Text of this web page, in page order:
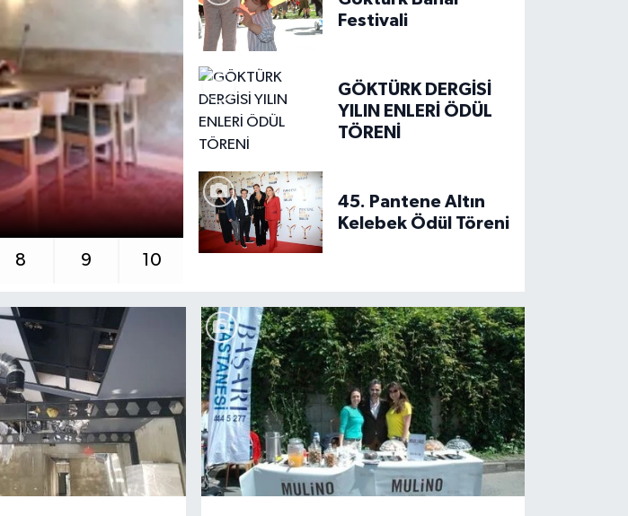
Türkiye’nin En İyi Kruvasanları
Göktürk’te
8 9 10
Festivali
GÖKTÜRK DERGİSİ
YILIN ENLERİ ÖDÜL
TÖRENİ
45. Pantene Altın
Kelebek Ödül Töreni